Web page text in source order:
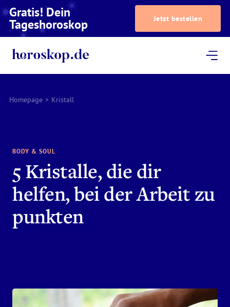
Gratis! Dein
Tageshoroskop Jetzt bestellen
Homepage > Kristall
BODY & SOUL
5 Kristalle, die dir
helfen, bei der Arbeit zu
punkten